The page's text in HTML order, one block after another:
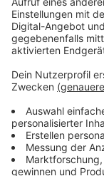
diejenigen,
Anzeige
Es ist eine
Mediziner. In
milde
allerdings für